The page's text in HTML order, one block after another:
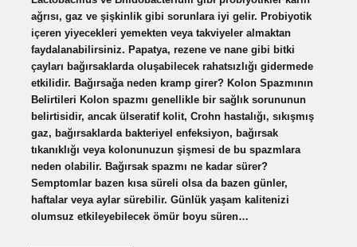
ağrısı, gaz ve şişkinlik gibi sorunlara iyi gelir. Probiyotik
içeren yiyecekleri yemekten veya takviyeler almaktan
faydalanabilirsiniz. Papatya, rezene ve nane gibi bitki
çayları bağırsaklarda oluşabilecek rahatsızlığı gidermede
etkilidir. Bağırsağa neden kramp girer? Kolon Spazmının
Belirtileri Kolon spazmı genellikle bir sağlık sorununun
belirtisidir, ancak ülseratif kolit, Crohn hastalığı, sıkışmış
gaz, bağırsaklarda bakteriyel enfeksiyon, bağırsak
tıkanıklığı veya kolonunuzun şişmesi de bu spazmlara
neden olabilir. Bağırsak spazmı ne kadar sürer?
Semptomlar bazen kısa süreli olsa da bazen günler,
haftalar veya aylar sürebilir. Günlük yaşam kalitenizi
olumsuz etkileyebilecek ömür boyu süren…